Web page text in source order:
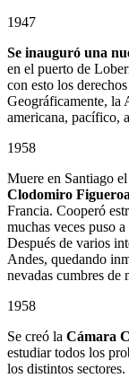
1947
Se inauguró una
en el puerto de
con esto los
Geográficamente, la
americana, pacífico,
1958
Muere en Santiago
Clodomiro
Francia. Cooperó
muchas veces puso
Después de varios
Andes, quedando
nevadas cumbres de
1958
Se creó la Cámara
estudiar todos los
los distintos sectores.